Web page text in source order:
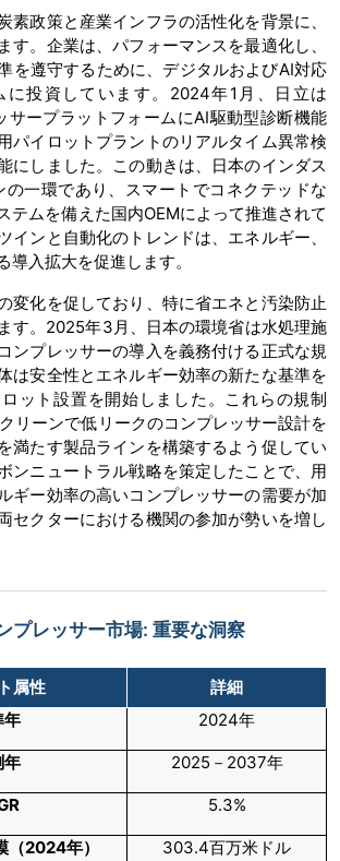
素政策と産業インフラの活性化を背景に、
す。企業は、パフォーマンスを最適化し、
を遵守するために、デジタルおよびAI対応
に投資しています。2024年1月、日立は
サープラットフォームにAI駆動型診断機能
パイロットプラントのリアルタイム異常検
にしました。この動きは、日本のインダス
の一環であり、スマートでコネクテッドな
テムを備えた国内OEMによって推進されて
インと自動化のトレンドは、エネルギー、
導入拡大を促進します。
変化を促しており、特に省エネと汚染防止
す。2025年3月、日本の環境省は水処理施
ンプレッサーの導入を義務付ける正式な規
は安全性とエネルギー効率の新たな基準を
ット設置を開始しました。これらの規制
リーンで低リークのコンプレッサー設計を
満たす製品ラインを構築するよう促してい
ンニュートラル戦略を策定したことで、用
ギー効率の高いコンプレッサーの需要が加
セクターにおける機関の参加が勢いを増し
プレッサー市場: 重要な洞察
属性
詳細
年
2024年
年 2025－2037年
5.3%
（2024年） 303.4百万米ドル